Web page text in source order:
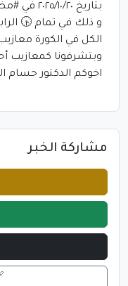
بتاريخ ٢٠٢٥/١٠/٢٠ في #مضافة_الشريدة_بديرأبي_سعيد
و ذلك في تمام 🕟
الكل في الكورة
وبتشرفونا كمعازيب
اخوكم الدكتور حسام
مشاركة الخبر